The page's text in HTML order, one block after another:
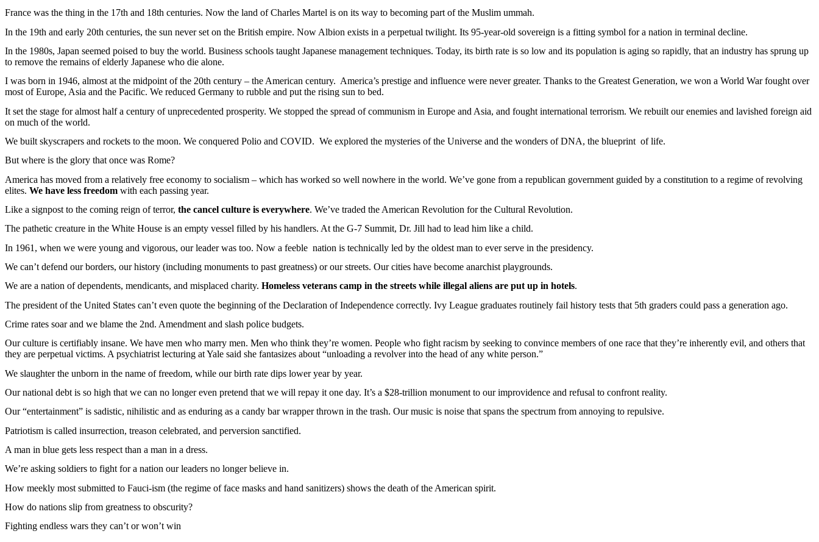
France was the thing in the 17th and 18th centuries. Now the land of Charles Martel is on its way to becoming part of the Muslim ummah.
In the 19th and early 20th centuries, the sun neverset on the British empire. Now Albion exists in a perpetual twilight. Its 95-year-old sovereign is a fitting symbol for a nation in terminal decline.
In the 1980s, Japan seemed poised to buy the world. Business schools taught Japanese management techniques. Today, its birth rate is so low and its population is aging so rapidly, that an industry has sprung up
to remove the remains ofelderly Japanese who die alone.
I was born in 1946, almost at the midpoint of the 20th century – the American century. America’s prestige and influence were never greater. Thanks to the Greatest Generation, we won a World War fought over
most of Europe, Asia and the Pacific. We reduced Germany to rubble and put the rising sun to bed.
It set the stage foralmost halfa century ofunprecedented prosperity. We stopped the spread ofcommunism in Europe and Asia, and fought international terrorism. We rebuilt our enemies and lavished foreign aid
on much of the world.
We built skyscrapers and rockets to the moon. We conquered Polio and COVID. We explored the mysteries of the Universe and the wonders of DNA, the blueprint of life.
But where is the glory that once was Rome?
America has moved from a relatively free economy to socialism – which has worked so well nowhere in the world. We’ve gone from a republican government guided by a constitution to a regime of revolving
elites. We have less freedom with each passing year.
Like a signpost to the coming reign ofterror, the cancel culture is everywhere. We’ve traded the American Revolution for the Cultural Revolution.
The pathetic creature in the White House is an empty vessel filled by his handlers. At the G-7 Summit, Dr. Jill had to lead him like a child.
In 1961, when we were young and vigorous, ourleaderwas too. Now a feeble nation is technically led by the oldest man to everserve in the presidency.
We can’t defend our borders, our history (including monuments to past greatness) orour streets. Ourcities have become anarchist playgrounds.
We are a nation ofdependents, mendicants, and misplaced charity. Homeless veterans camp in the streets while illegal aliens are put up in hotels.
The president of the United States can’t even quote the beginning of the Declaration of Independence correctly. Ivy League graduates routinely fail history tests that 5th graders could pass a generation ago.
Crime rates soarand we blame the 2nd. Amendment and slash police budgets.
Our culture is certifiably insane. We have men who marry men. Men who think they’re women. People who fight racism by seeking to convince members of one race that they’re inherently evil, and others that
they are perpetual victims. A psychiatrist lecturing atYale said she fantasizes about “unloading a revolverinto the head ofany white person.”
We slaughterthe unborn in the name offreedom, while our birth rate dips lower yearby year.
Our national debt is so high that we can no longer even pretend that we will repay it one day. It’s a $28-trillion monument to our improvidence and refusal to confront reality.
Our “entertainment” is sadistic, nihilistic and as enduring as a candy barwrapper thrown in the trash. Our music is noise that spans the spectrum from annoying to repulsive.
Patriotism is called insurrection, treason celebrated, and perversion sanctified.
A man in blue gets less respect than a man in a dress.
We’re asking soldiers to fight for a nation ourleaders no longerbelieve in.
How meekly most submitted to Fauci-ism (the regime of face masks and hand sanitizers) shows the death of the American spirit.
How do nations slip from greatness to obscurity?
Fighting endless wars they can’t orwon’t win